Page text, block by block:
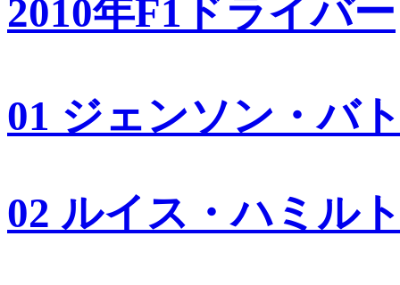
2010年F1ドライバー
01 ジェンソン・バ
02 ルイス・ハミル